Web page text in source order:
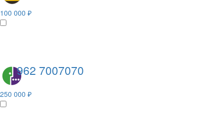
100 000 ₽
962 7007070
250 000 ₽